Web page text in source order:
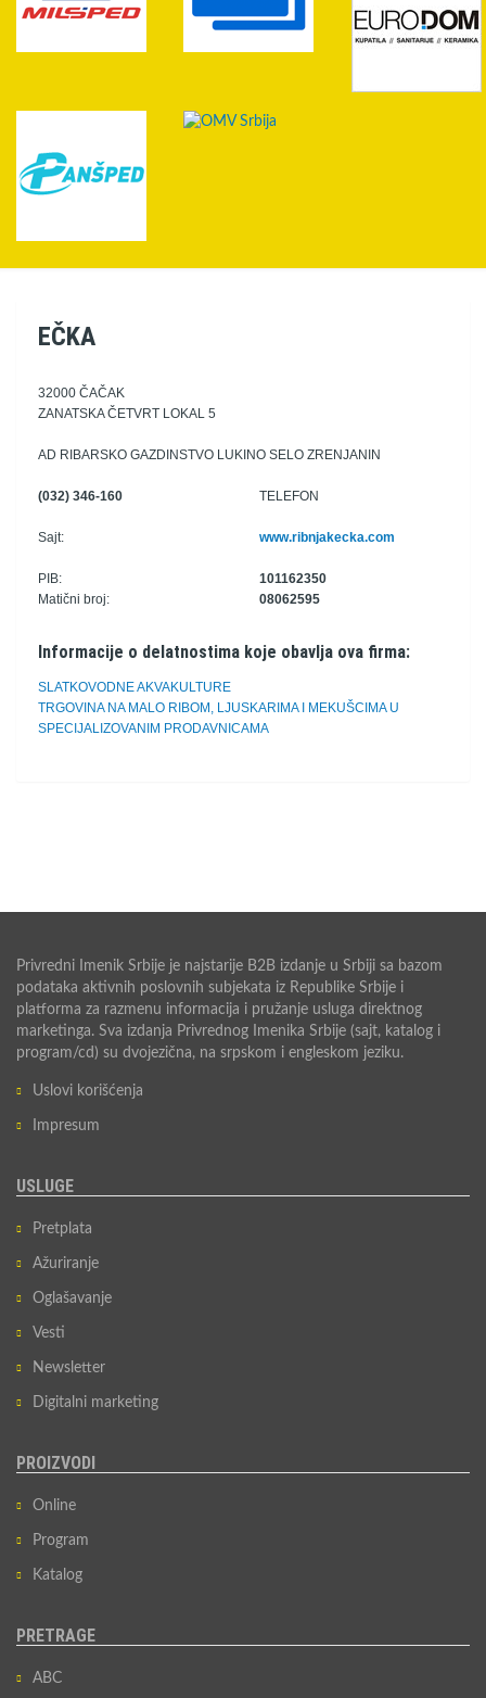
EČKA
32000 ČAČAK
ZANATSKA ČETVRT LOKAL 5
AD RIBARSKO GAZDINSTVO LUKINO SELO ZRENJANIN
(032) 346-160 TELEFON
Sajt: www.ribnjakecka.com
PIB:
101162350
Matični broj:
08062595
Informacije o delatnostima koje obavlja ova firma:
SLATKOVODNE AKVAKULTURE
TRGOVINA NA MALO RIBOM, LJUSKARIMA I MEKUŠCIMA U
SPECIJALIZOVANIM PRODAVNICAMA
Privredni Imenik Srbije je najstarije B2B izdanje u Srbiji sa bazom
podataka aktivnih poslovnih subjekata iz Republike Srbije i
platforma za razmenu informacija i pružanje usluga direktnog
marketinga. Sva izdanja Privrednog Imenika Srbije (sajt, katalog i
program/cd) su dvojezična, na srpskom i engleskom jeziku.
Uslovi korišćenja
Impresum
USLUGE
Pretplata
Ažuriranje
Oglašavanje
Vesti
Newsletter
Digitalni marketing
PROIZVODI
Online
Program
Katalog
PRETRAGE
ABC